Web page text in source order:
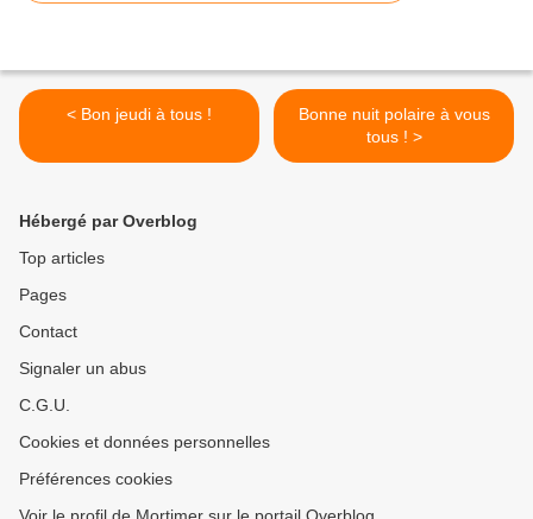
< Bon jeudi à tous !
Bonne nuit polaire à vous
tous ! >
Hébergé par Overblog
Top articles
Pages
Contact
Signaler un abus
C.G.U.
Cookies et données personnelles
Préférences cookies